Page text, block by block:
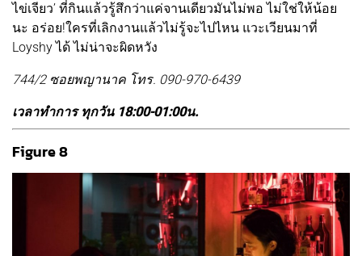
ไข่เจียว’ ที่กินแล้วรู้สึกว่าแค่จานเดียวมันไม่พอ ไม่ใช่ให้น้อย
นะ อร่อย!ใครที่เลิกงานแล้วไม่รู้จะไปไหน แวะเวียนมาที่
Loyshy ได้ ไม่น่าจะผิดหวัง
744/2 ซอยพญานาค โทร. 090-970-6439
เวลาทำการ ทุกวัน 18:00-01:00น.
Figure 8